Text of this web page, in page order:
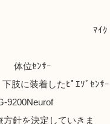
き ﾏｲｸ
ｻｰ
たﾋﾟｴｿﾞｾﾝｻｰ
9200Neurof
針を決定していきま